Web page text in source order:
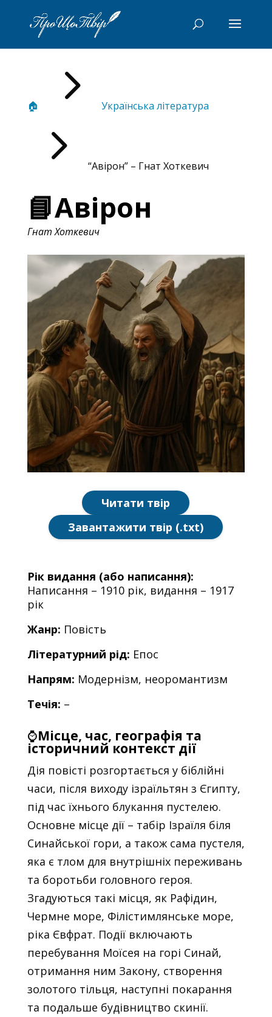
🏠 5 Українська література
5 “Авірон” – Гнат Хоткевич
📘Авірон
Гнат Хоткевич
Читати твір
Завантажити твір (.txt)
Рік видання (або написання):
Написання – 1910 рік, видання – 1917
рік
Жанр: Повість
Літературний рід: Епос
Напрям: Модернізм, неоромантизм
Течія: –
⌚Місце, час, географія та
історичний контекст дії
Дія повісті розгортається у біблійні
часи, після виходу ізраїльтян з Єгипту,
під час їхнього блукання пустелею.
Основне місце дії – табір Ізраїля біля
Синайської гори, а також сама пустеля,
яка є тлом для внутрішніх переживань
та боротьби головного героя.
Згадуються такі місця, як Рафідин,
Чермне море, Філістимлянське море,
ріка Євфрат. Події включають
перебування Моїсея на горі Синай,
отримання ним Закону, створення
золотого тільця, наступні покарання
та подальше будівництво скинії.